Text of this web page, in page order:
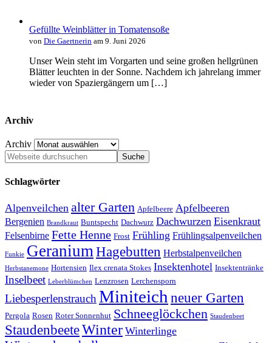
Gefüllte Weinblätter in Tomatensoße
von Die Gaertnerin am 9. Juni 2026
Unser Wein steht im Vorgarten und seine großen hellgrünen
Blätter leuchten in der Sonne. Nachdem ich jahrelang immer
wieder von Spaziergängern um […]
Archiv
Archiv
Schlagwörter
Alpenveilchen alter Garten Apfelbeere Apfelbeeren
Bergenien Brandkraut Buntspecht Dachwurz Dachwurzen Eisenkraut
Felsenbirne Fette Henne Frost Frühling Frühlingsalpenveilchen
Funkie Geranium Hagebutten Herbstalpenveilchen
Herbstanemone Hortensien Ilex crenata Stokes Insektenhotel Insektentränke
Inselbeet Leberblümchen Lenzrosen Lerchensporn
Liebesperlenstrauch Miniteich neuer Garten
Pergola Rosen Roter Sonnenhut Schneeglöckchen Staudenbeet
StaudenbeeteWinter Winterlinge